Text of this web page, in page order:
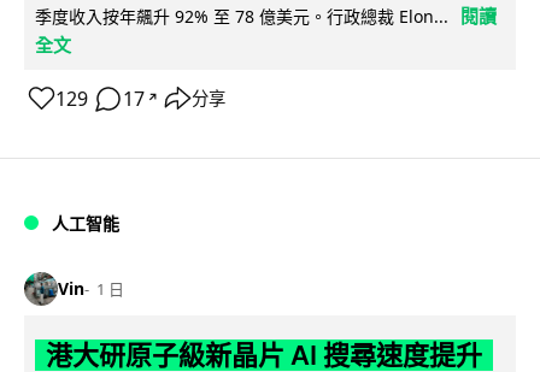
季度收入按年飆升 92% 至 78 億美元。行政總裁 Elon...
閱讀
全文
129 17 ↗ 分享
人工智能
Vin 1 日
港大研原子級新晶片 AI 搜尋速度提升